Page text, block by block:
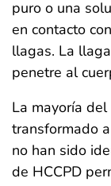
puro o una
en contacto
llagas. La
penetre al
La mayoría
transformado
no han sido
de HCCPD